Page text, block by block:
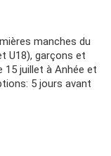
manches du
U18), garçons et
15 juillet à Anhée et
5 jours avant